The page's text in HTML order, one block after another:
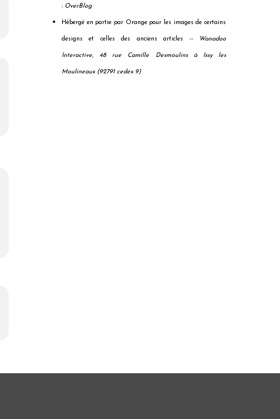
: OverBlog
Hébergé en partie par Orange pour les images de certains
designs et celles des anciens articles -- Wanadoo
Interactive, 48 rue Camille Desmoulins à Issy les
Moulineaux (92791 cedex 9)